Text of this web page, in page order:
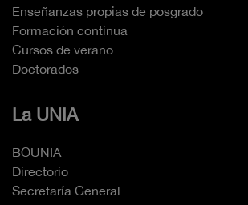
Enseñanzas propias de posgrado
Formación continua
Cursos de verano
Doctorados
La UNIA
BOUNIA
Directorio
Secretaría General